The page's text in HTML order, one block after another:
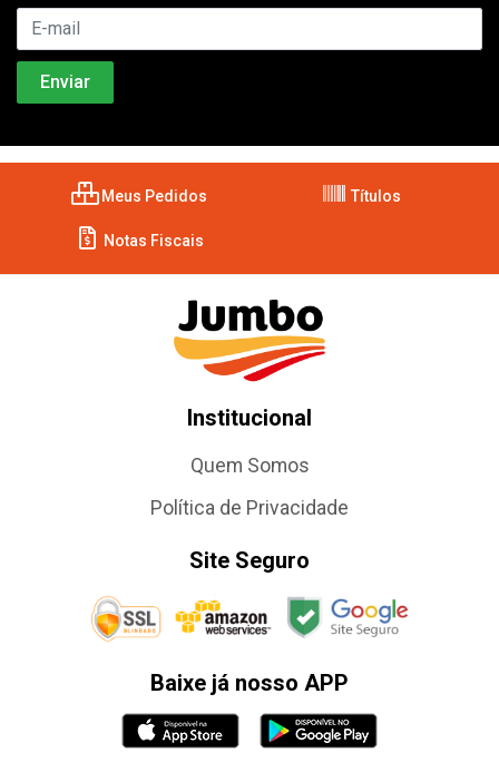
Meus Pedidos Títulos
Notas Fiscais
Institucional
Quem Somos
Política de Privacidade
Site Seguro
Baixe já nosso APP